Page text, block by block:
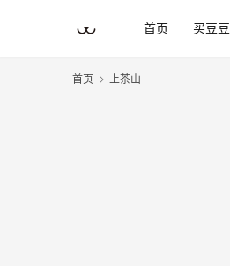
首页 买豆豆
首页 上茶山